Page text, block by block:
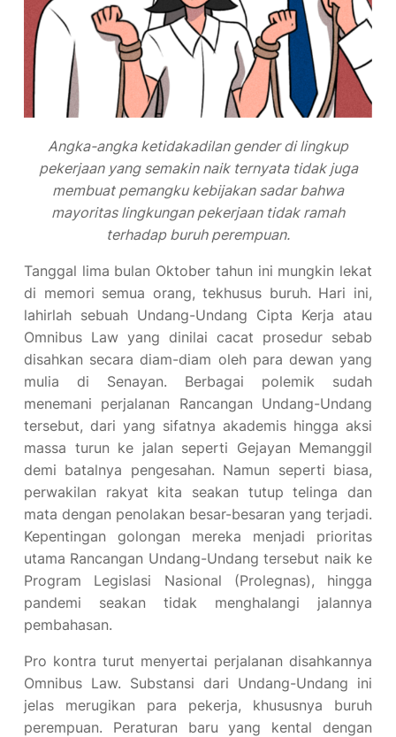
Angka-angka ketidakadilan gender di lingkup
pekerjaan yang semakin naik ternyata tidak juga
membuat pemangku kebijakan sadar bahwa
mayoritas lingkungan pekerjaan tidak ramah
terhadap buruh perempuan.
Tanggal lima bulan Oktober tahun ini mungkin lekat
di memori semua orang, tekhusus buruh. Hari ini,
lahirlah sebuah Undang-Undang Cipta Kerja atau
Omnibus Law yang dinilai cacat prosedur sebab
disahkan secara diam-diam oleh para dewan yang
mulia di Senayan. Berbagai polemik sudah
menemani perjalanan Rancangan Undang-Undang
tersebut, dari yang sifatnya akademis hingga aksi
massa turun ke jalan seperti Gejayan Memanggil
demi batalnya pengesahan. Namun seperti biasa,
perwakilan rakyat kita seakan tutup telinga dan
mata dengan penolakan besar-besaran yang terjadi.
Kepentingan golongan mereka menjadi prioritas
utama Rancangan Undang-Undang tersebut naik ke
Program Legislasi Nasional (Prolegnas), hingga
pandemi seakan tidak menghalangi jalannya
pembahasan.
Pro kontra turut menyertai perjalanan disahkannya
Omnibus Law. Substansi dari Undang-Undang ini
jelas merugikan para pekerja, khususnya buruh
perempuan. Peraturan baru yang kental dengan